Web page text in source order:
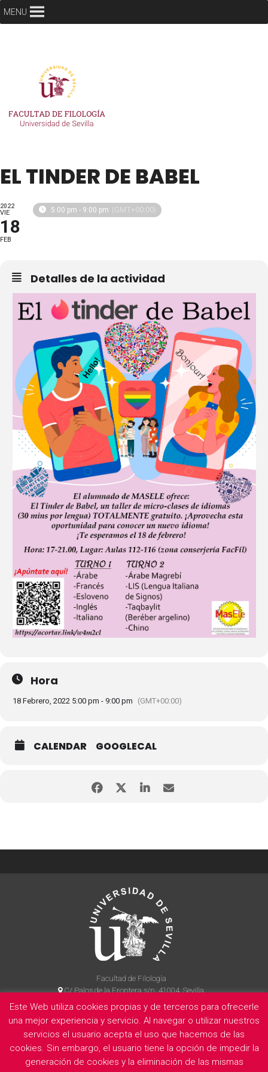
MENU
EL TINDER DE BABEL
2022
VIE
18
FEB
5:00 pm - 9:00 pm (GMT+00:00)
Detalles de la actividad
Hora
18 Febrero, 2022 5:00 pm - 9:00 pm (GMT+00:00)
CALENDAR GOOGLECAL
Facultad de Filología
C/ Palos de la Frontera s/n, 41004, Sevilla
954 55 14 90
La Facultad Información legal Politica de privacidad Cookies
E
Este Web utiliza cookies propias y de terceros para ofrecerle
una mejor experiencia y servicio. Al navegar o utilizar nuestros
servicios el usuario acepta el uso que hacemos de las
cookies. Sin embargo, el usuario tiene la opción de impedir la
generación de cookies y la eliminación de las mismas